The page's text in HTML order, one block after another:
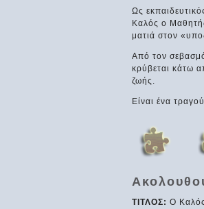
Ως
Καλός ο
ματιά στον
Από τον
κρύβεται κάτω
ζωής.
Είναι ένα
ΤΙΤΛΟΣ: Ο